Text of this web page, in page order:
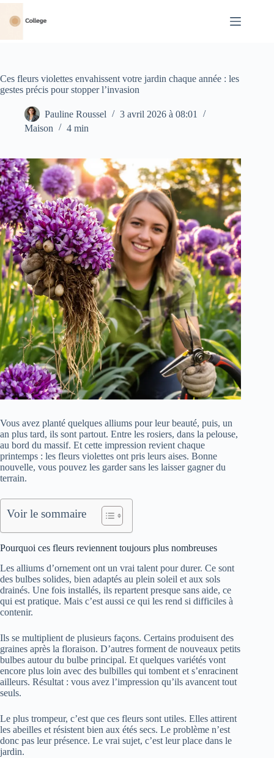
Passer
contenu
Ces fleurs violettes envahissent votre jardin chaque année : les
gestes précis pour stopper l’invasion
Pauline Roussel
3 avril 2026 à 08:01
Maison
4 min
Vous avez planté quelques alliums pour leur beauté, puis, un
an plus tard, ils sont partout. Entre les rosiers, dans la pelouse,
au bord du massif. Et cette impression revient chaque
printemps : les fleurs violettes ont pris leurs aises. Bonne
nouvelle, vous pouvez les garder sans les laisser gagner du
terrain.
Voir le sommaire
Pourquoi ces fleurs reviennent toujours plus nombreuses
Les alliums d’ornement ont un vrai talent pour durer. Ce sont
des bulbes solides, bien adaptés au plein soleil et aux sols
drainés. Une fois installés, ils repartent presque sans aide, ce
qui est pratique. Mais c’est aussi ce qui les rend si difficiles à
contenir.
Ils se multiplient de plusieurs façons. Certains produisent des
graines après la floraison. D’autres forment de nouveaux petits
bulbes autour du bulbe principal. Et quelques variétés vont
encore plus loin avec des bulbilles qui tombent et s’enracinent
ailleurs. Résultat : vous avez l’impression qu’ils avancent tout
seuls.
Le plus trompeur, c’est que ces fleurs sont utiles. Elles attirent
les abeilles et résistent bien aux étés secs. Le problème n’est
donc pas leur présence. Le vrai sujet, c’est leur place dans le
jardin.